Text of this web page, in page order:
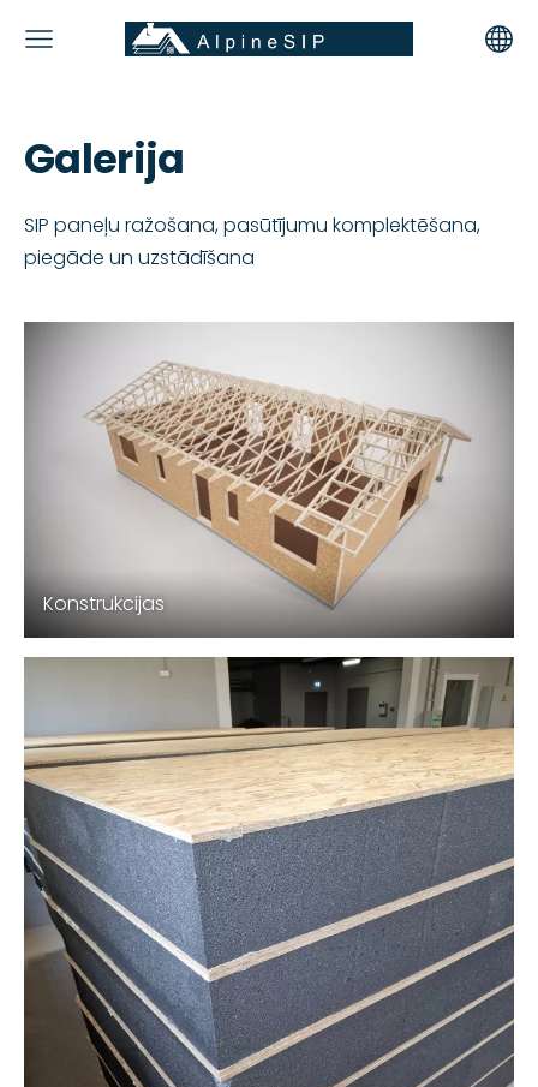
Galerija
SIP paneļu ražošana, pasūtījumu komplektēšana,
piegāde un uzstādīšana
Konstrukcijas